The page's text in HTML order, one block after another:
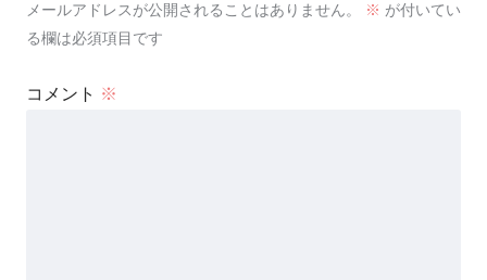
メールアドレスが公開されることはありません。 ※ が付いてい
る欄は必須項目です
コメント ※